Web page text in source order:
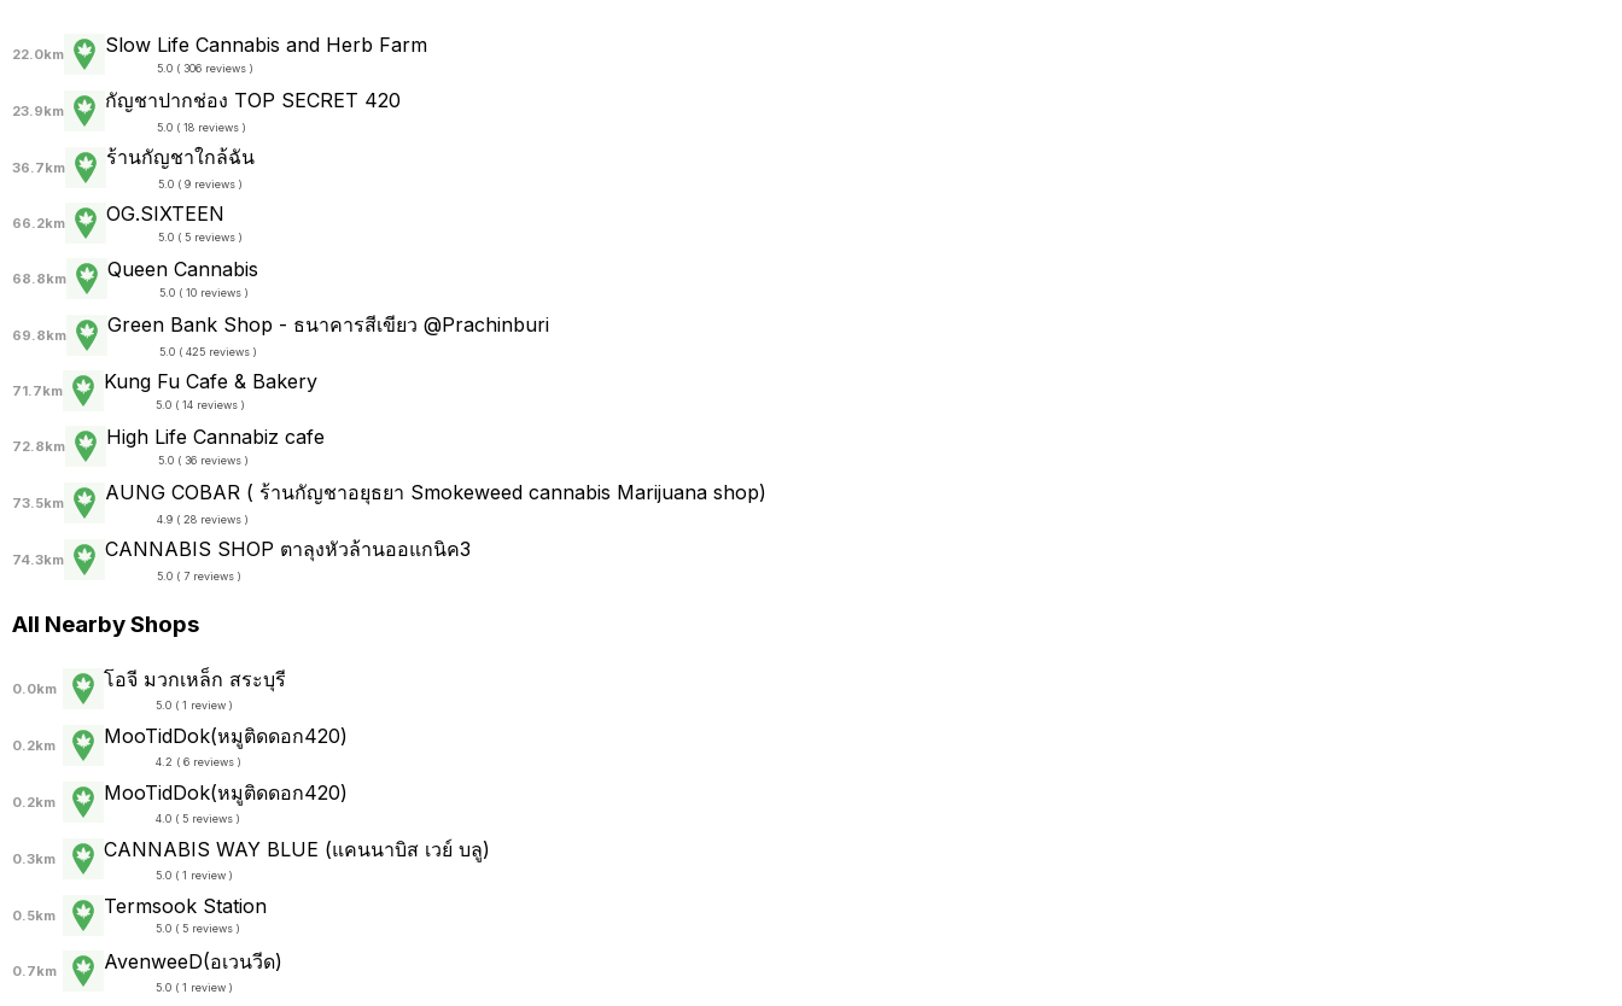
22.0km Slow Life Cannabis and Herb Farm
5.0 ( 306 reviews )
23.9km กัญชาปากช่อง TOP SECRET 420
5.0 ( 18 reviews )
36.7km ร้านกัญชาใกล้ฉัน
5.0 ( 9 reviews )
66.2km OG.SIXTEEN
5.0 ( 5 reviews )
68.8km Queen Cannabis
5.0 ( 10 reviews )
69.8km Green Bank Shop - ธนาคารสีเขียว @Prachinburi
5.0 ( 425 reviews )
71.7km Kung Fu Cafe & Bakery
5.0 ( 14 reviews )
72.8km High Life Cannabiz cafe
5.0 ( 36 reviews )
73.5km AUNG COBAR ( ร้านกัญชาอยุธยา Smokeweed cannabis Marijuana shop)
4.9 ( 28 reviews )
74.3km CANNABIS SHOP ตาลุงหัวล้านออแกนิค3
5.0 ( 7 reviews )
All Nearby Shops
0.0km โอจี มวกเหล็ก สระบุรี
5.0 ( 1 review )
0.2km MooTidDok(หมูติดดอก420)
4.2 ( 6 reviews )
0.2km MooTidDok(หมูติดดอก420)
4.0 ( 5 reviews )
0.3km CANNABIS WAY BLUE (แคนนาบิส เวย์ บลู)
5.0 ( 1 review )
0.5km Termsook Station
5.0 ( 5 reviews )
0.7km AvenweeD(อเวนวีด)
5.0 ( 1 review )